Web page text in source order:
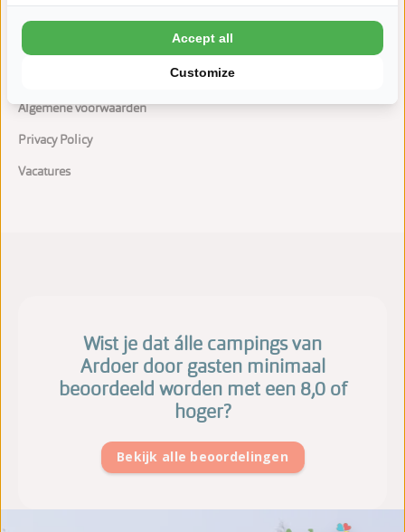
Veel gestelde vragen
Algemene voorwaarden
Privacy Policy
Vacatures
Wist je dat álle campings van
Ardoer door gasten minimaal
beoordeeld worden met een 8,0 of
hoger?
Bekijk alle beoordelingen
Customize
Accept all